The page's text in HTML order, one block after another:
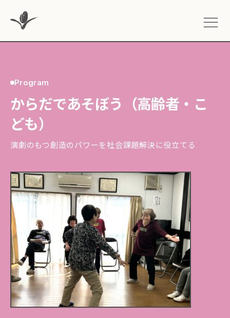
Program
からだであそぼう（高齢者・こ
ども）
演劇のもつ創造のパワーを社会課題解決に役立てる